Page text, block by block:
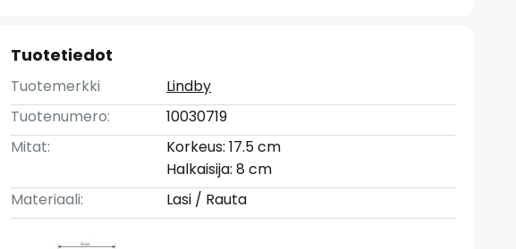
Tuotetiedot
Tuotemerkki
Lindby
Tuotenumero:
10030719
Mitat:
Korkeus: 17.5 cm
Halkaisija: 8 cm
Materiaali:
Lasi / Rauta